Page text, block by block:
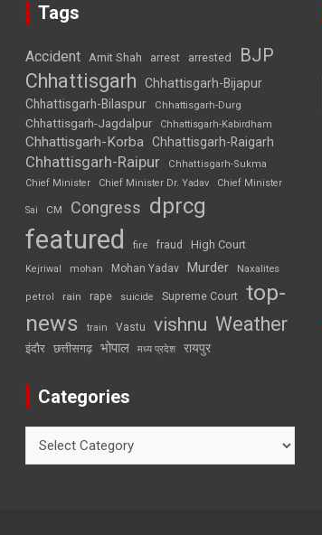
Tags
Accident Amit Shah arrest arrested BJP
Chhattisgarh
Chhattisgarh-Bijapur
Chhattisgarh-Bilaspur
Chhattisgarh-Durg
Chhattisgarh-Jagdalpur Chhattisgarh-Kabirdham
Chhattisgarh-Korba Chhattisgarh-Raigarh
Chhattisgarh-Raipur
Chhattisgarh-Sukma
Chief Minister
Chief Minister Dr. Yadav Chief Minister
Sai CM Congress dprcg
featured fire fraud High Court
Kejriwal mohan Mohan Yadav Murder Naxalites
petrol rain rape suicide Supreme Court top-
news
train Vastu vishnu Weather
इंदौर छत्तीसगढ़ भोपाल मध्य प्रदेश रायपुर
Categories